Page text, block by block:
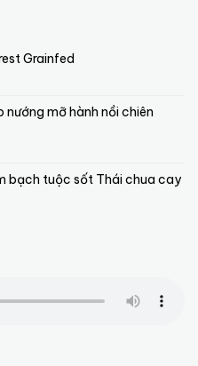
Grainfed
mỡ hành nồi chiên
bạch tuộc sốt Thái chua cay